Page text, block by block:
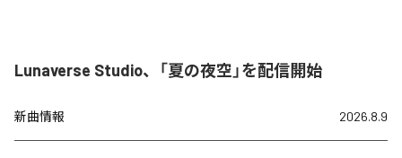
Lunaverse Studio、「夏の夜空」を配信開始
新曲情報 2026.8.9